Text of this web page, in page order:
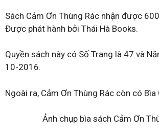
Sách Cảm Ơn Thùng Rác nhận được
Được phát hành bởi Thái Hà Books.
Quyền sách này có Số Trang là 47 và
10-2016.
Ngoài ra, Cảm Ơn Thùng Rác còn có Bìa
Ảnh chụp bìa sách Cảm Ơn